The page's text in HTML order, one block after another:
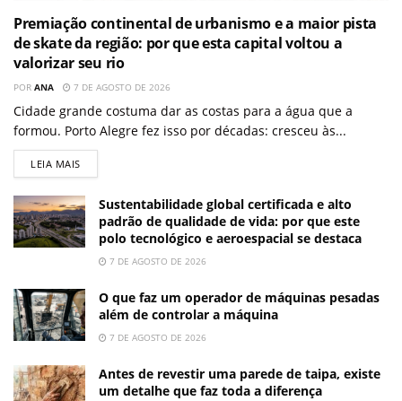
Premiação continental de urbanismo e a maior pista
de skate da região: por que esta capital voltou a
valorizar seu rio
POR ANA 7 DE AGOSTO DE 2026
Cidade grande costuma dar as costas para a água que a
formou. Porto Alegre fez isso por décadas: cresceu às...
LEIA MAIS
Sustentabilidade global certificada e alto
padrão de qualidade de vida: por que este
polo tecnológico e aeroespacial se destaca
7 DE AGOSTO DE 2026
O que faz um operador de máquinas pesadas
além de controlar a máquina
7 DE AGOSTO DE 2026
Antes de revestir uma parede de taipa, existe
um detalhe que faz toda a diferença